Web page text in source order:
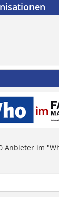
Anbieter im